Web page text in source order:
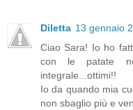
Diletta 13 gennaio
Ciao Sara! Io ho
con le patate
integrale...ottimi!!
Io da quando mia
non sbaglio più e